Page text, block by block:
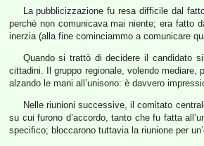
La pubblicizzazione fu resa difficile dal
perché non comunicava mai niente; era fatto
inerzia (alla fine cominciammo a comunicare
Quando si trattò di decidere il candidato
cittadini. Il gruppo regionale, volendo mediare,
alzando le mani all’unisono: è davvero
Nelle riunioni successive, il comitato
su cui furono d’accordo, tanto che fu fatta
specifico; bloccarono tuttavia la riunione per